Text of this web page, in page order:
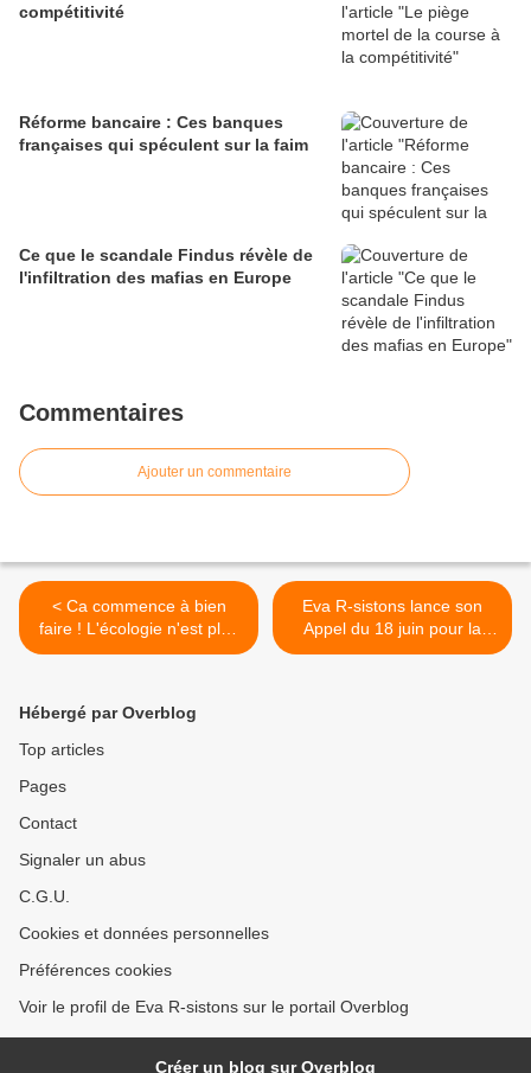
compétitivité
Réforme bancaire : Ces banques
françaises qui spéculent sur la faim
Ce que le scandale Findus révèle de
l'infiltration des mafias en Europe
Commentaires
Ajouter un commentaire
< Ca commence à bien
faire ! L'écologie n'est plus
ce qu'elle était...
Eva R-sistons lance son
Appel du 18 juin pour la
libération de la France >
Hébergé par Overblog
Top articles
Pages
Contact
Signaler un abus
C.G.U.
Cookies et données personnelles
Préférences cookies
Voir le profil de Eva R-sistons sur le portail Overblog
Créer un blog sur Overblog